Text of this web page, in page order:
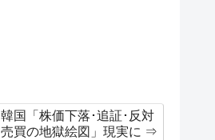
韓国「株価下落･追証･反対
売買の地獄絵図」現実に ⇒